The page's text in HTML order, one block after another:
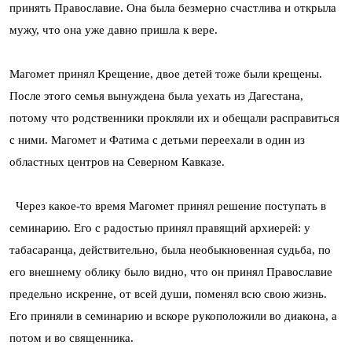
принять Православие. Она была безмерно счастлива и открыла
мужу, что она уже давно пришла к вере.
Магомет принял Крещение, двое детей тоже были крещены.
После этого семья вынуждена была уехать из Дагестана,
потому что родственники прокляли их и обещали расправиться
с ними. Магомет и Фатима с детьми переехали в один из
областных центров на Северном Кавказе.
Через какое-то время Магомет принял решение поступать в
семинарию. Его с радостью принял правящий архиерей: у
табасаранца, действительно, была необыкновенная судьба, по
его внешнему облику было видно, что он принял Православие
предельно искренне, от всей души, поменял всю свою жизнь.
Его приняли в семинарию и вскоре рукоположили во диакона, а
потом и во священника.